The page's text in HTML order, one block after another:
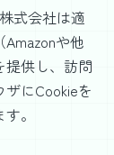
式会社は適
や他
提供し、訪問
にCookieを
。